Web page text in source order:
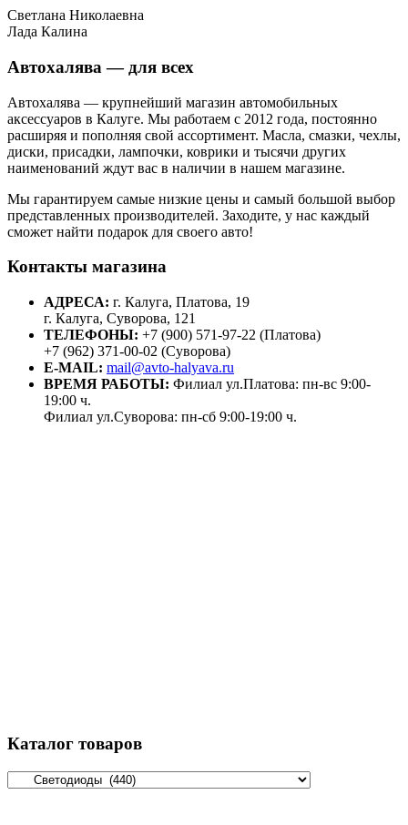
Светлана Николаевна
Лада Калина
Автохалява — для всех
Автохалява — крупнейший магазин автомобильных
аксессуаров в Калуге. Мы работаем с 2012 года, постоянно
расширяя и пополняя свой ассортимент. Масла, смазки, чехлы,
диски, присадки, лампочки, коврики и тысячи других
наименований ждут вас в наличии в нашем магазине.
Мы гарантируем самые низкие цены и самый большой выбор
представленных производителей. Заходите, у нас каждый
сможет найти подарок для своего авто!
Контакты магазина
АДРЕСА: г. Калуга, Платова, 19
г. Калуга, Суворова, 121
ТЕЛЕФОНЫ: +7 (900) 571-97-22 (Платова)
+7 (962) 371-00-02 (Суворова)
E-MAIL: mail@avto-halyava.ru
ВРЕМЯ РАБОТЫ: Филиал ул.Платова: пн-вс 9:00-
19:00 ч.
Филиал ул.Суворова: пн-сб 9:00-19:00 ч.
Каталог товаров